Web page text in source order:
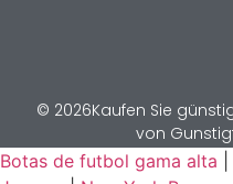
© 2026Kaufen Sie
von
Botas de futbol gama alta